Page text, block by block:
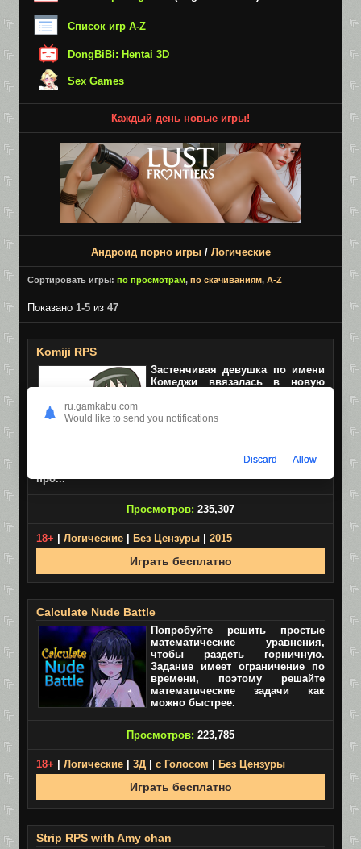
Список игр A-Z
DongBiBi: Hentai 3D
Sex Games
Каждый день новые игры!
Андроид порно игры/ Логические
Сортировать игры: по просмотрам, по скачиваниям, A-Z
Показано 1-5 из 47
Komiji RPS
Застенчивая девушка по имени
Комеджи ввязалась в новую
ножницы, бумага на желания.
больше очков, которые можно
будет потратить на разные вещи, эмоции, эффекты и
про...
Просмотров: 235,307
18+ Логические Без Цензуры 2015
Играть бесплатно
Calculate Nude Battle
Попробуйте решить простые
математические уравнения,
чтобы раздеть горничную.
Задание имеет ограничение по
времени, поэтому решайте
математические задачи как
можно быстрее.
Просмотров: 223,785
18+ Логические 3Д с Голосом Без Цензуры
Играть бесплатно
Strip RPS with Amy chan
ru.gamkabu.com
Would like to send you notifications
Discard Allow